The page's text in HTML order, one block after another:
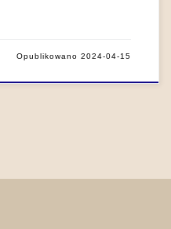
Opublikowano2024-04-15